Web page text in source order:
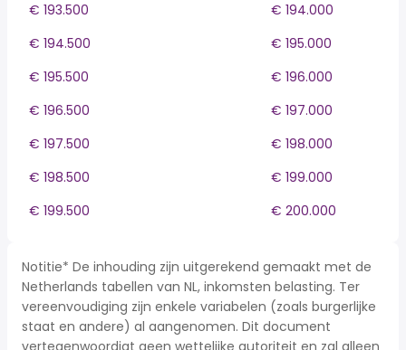
€ 193.500
€ 194.000
€ 194.500
€ 195.000
€ 195.500
€ 196.000
€ 196.500
€ 197.000
€ 197.500
€ 198.000
€ 198.500
€ 199.000
€ 199.500
€ 200.000
Notitie* De inhouding zijn uitgerekend gemaakt met de
Netherlands tabellen van NL, inkomsten belasting. Ter
vereenvoudiging zijn enkele variabelen (zoals burgerlijke
staat en andere) al aangenomen. Dit document
vertegenwoordigt geen wettelijke autoriteit en zal alleen